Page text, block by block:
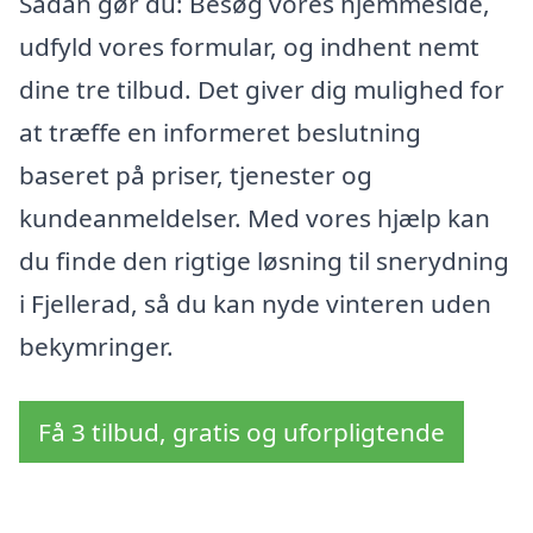
udfyld vores formular, og indhent nemt
dine tre tilbud. Det giver dig mulighed for
at træffe en informeret beslutning
baseret på priser, tjenester og
kundeanmeldelser. Med vores hjælp kan
du finde den rigtige løsning til snerydning
i Fjellerad, så du kan nyde vinteren uden
bekymringer.
Få 3 tilbud, gratis og uforpligtende